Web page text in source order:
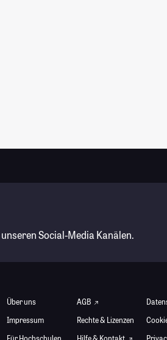
Social-Media Kanälen.
Über uns
Impressum
Für Hochschulen
AGB
Rechte & Lizenzen
Hilfe & Kontakt